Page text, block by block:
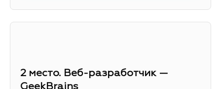
2 место. Веб-разработчик —
GeekBrains